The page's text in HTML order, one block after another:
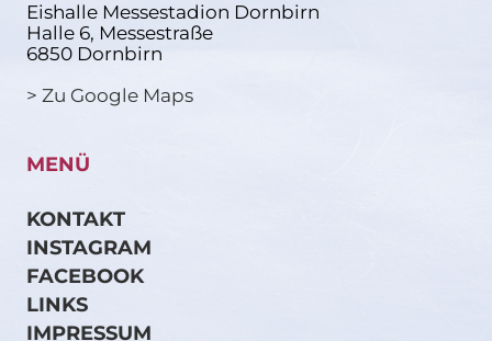
Eishalle Messestadion Dornbirn
Halle 6, Messestraße
6850 Dornbirn
> Zu Google Maps
MENÜ
KONTAKT
INSTAGRAM
FACEBOOK
LINKS
IMPRESSUM